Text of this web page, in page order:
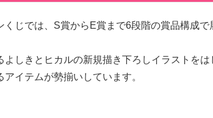
くじでは、S賞からE賞まで6段階の賞品構成で
よしきとヒカルの新規描き下ろしイラストを
アイテムが勢揃いしています。